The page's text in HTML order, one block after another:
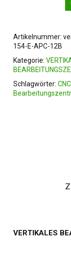
Artikelnummer:
154-E-APC-12B
Kategorie:
Schlagwörter: CNC
VERTIKALES